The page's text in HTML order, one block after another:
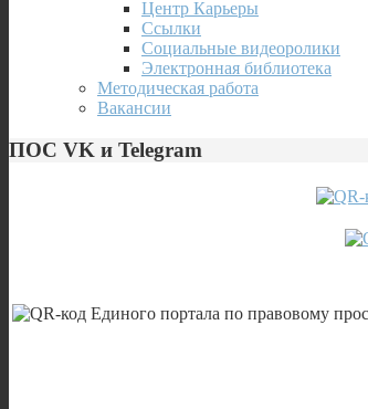
Центр Карьеры
Ссылки
Социальные видеоролики
Электронная библиотека
Методическая работа
Вакансии
ПОС VK и Telegram